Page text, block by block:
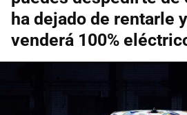
ha dejado de rentarle
venderá 100%